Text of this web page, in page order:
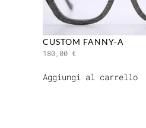
CUSTOM FANNY-A
180,00 €
Aggiungi al carrello